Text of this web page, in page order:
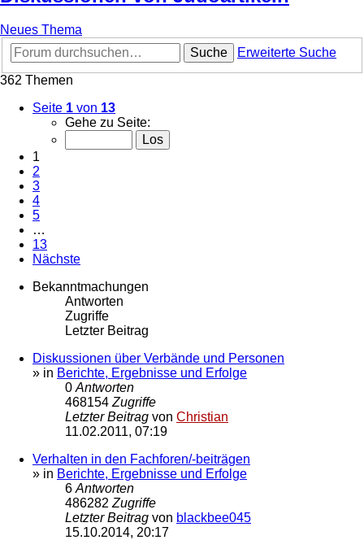
Neues Thema
Suche
Erweiterte Suche
362 Themen
Seite 1 von 13
Gehe zu Seite:
1
2
3
4
5
…
13
Nächste
Bekanntmachungen
Antworten
Zugriffe
Letzter Beitrag
Diskussionen über Verbände und Personen
» in Berichte, Ergebnisse und Erfolge
0 Antworten
468154 Zugriffe
Letzter Beitrag von Christian
11.02.2011, 07:19
Verhalten in den Fachforen/-beiträgen
» in Berichte, Ergebnisse und Erfolge
6 Antworten
486282 Zugriffe
Letzter Beitrag von blackbee045
15.10.2014, 20:17